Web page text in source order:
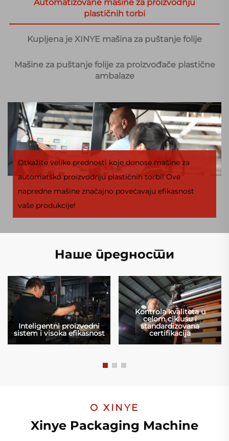
Automatizovane mašine za proizvodnju
plastičnih torbi
Kupljena je XINYE mašina za puštanje folije
Mašine za puštanje folije za proizvođače plastične
ambalaze
Otkažite velike prednosti koje donose mašine za
automatsko proizvodnju plastičnih torbi! Ove
napredne mašine značajno povećavaju efikasnost
vaše produkcije!
Наше предности
Inteligentni proizvodni
sistem i visoka efikasnost
Kontrola kvaliteta u
celom ciklusu i
standardizovana
certifikacija
O XINYE
Xinye Packaging Machine